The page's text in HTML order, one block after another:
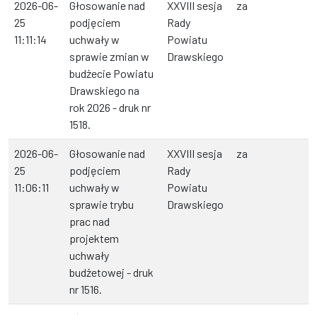
2026-06-
25
11:11:14
Głosowanie nad
podjęciem
uchwały w
sprawie zmian w
budżecie Powiatu
Drawskiego na
rok 2026 - druk nr
1518.
XXVIII sesja
Rady
Powiatu
Drawskiego
za
2026-06-
25
11:06:11
Głosowanie nad
podjęciem
uchwały w
sprawie trybu
prac nad
projektem
uchwały
budżetowej - druk
nr 1516.
XXVIII sesja
Rady
Powiatu
Drawskiego
za